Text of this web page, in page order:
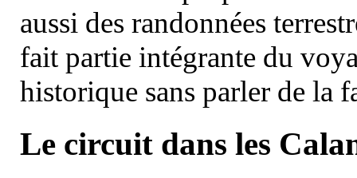
aussi des randonnées
fait partie intégrante du
historique sans parler de la
Le circuit dans les